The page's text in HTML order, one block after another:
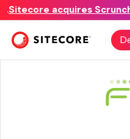
acquires Scrunch